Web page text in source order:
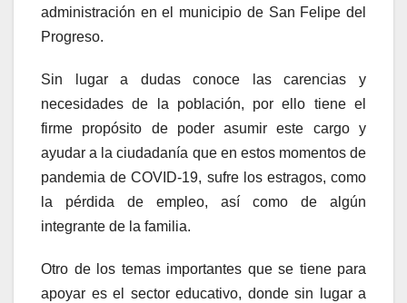
administración en el municipio de San Felipe del
Progreso.
Sin lugar a dudas conoce las carencias y
necesidades de la población, por ello tiene el
firme propósito de poder asumir este cargo y
ayudar a la ciudadanía que en estos momentos de
pandemia de COVID-19, sufre los estragos, como
la pérdida de empleo, así como de algún
integrante de la familia.
Otro de los temas importantes que se tiene para
apoyar es el sector educativo, donde sin lugar a